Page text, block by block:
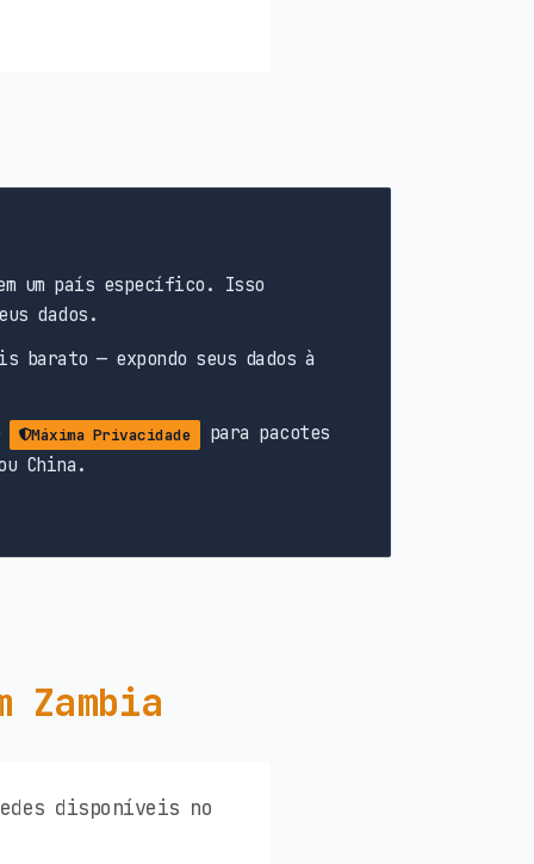
um país específico. Isso
dados.
barato — expondo seus dados à
Máxima Privacidade
para pacotes
China.
Zambia
disponíveis no